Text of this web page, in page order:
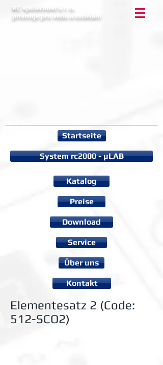
RC společnost s r. o.
přístroje pro vědu a vzdělání
Elementesatz 2 (Code:
512-SCO2)
Startseite
System rc2000 - µLAB
Katalog
Preise
Download
Service
Über uns
Kontakt